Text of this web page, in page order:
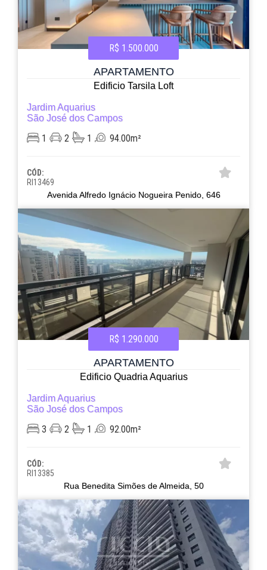
R$ 1.500.000
APARTAMENTO
Edificio Tarsila Loft
Jardim Aquarius
São José dos Campos
1 2 1 94.00m²
CÓD:
RI13469
Avenida Alfredo Ignácio Nogueira Penido, 646
R$ 1.290.000
APARTAMENTO
Edificio Quadria Aquarius
Jardim Aquarius
São José dos Campos
3 2 1 92.00m²
CÓD:
RI13385
Rua Benedita Simões de Almeida, 50